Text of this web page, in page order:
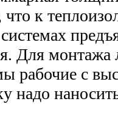
к
Для монтажа
рабочие с
надо